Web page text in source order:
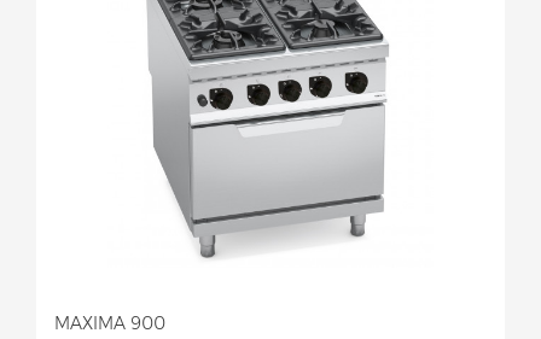
MAXIMA 900